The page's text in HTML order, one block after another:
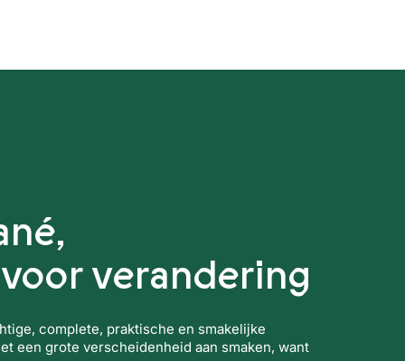
verandering
complete, praktische en smakelijke
een grote verscheidenheid aan smaken, want